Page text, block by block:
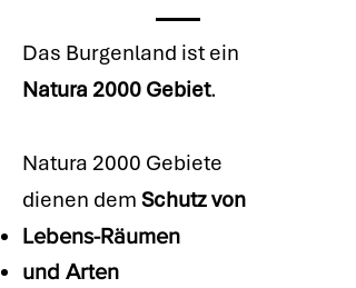
Das Burgenland ist ein
Natura 2000 Gebiet.
Natura 2000 Gebiete
dienen dem Schutz von
Lebens-Räumen
und Arten